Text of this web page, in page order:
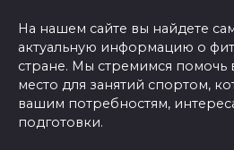
На нашем сайте вы найдете
актуальную информацию о
стране. Мы стремимся помочь
место для занятий спортом,
вашим потребностям,
подготовки.